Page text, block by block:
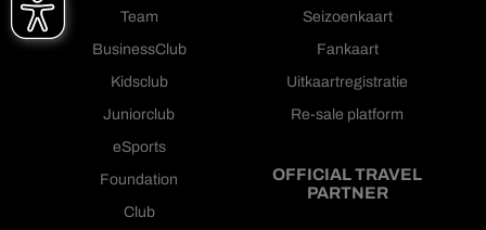
Team
BusinessClub
Kidsclub
Juniorclub
eSports
Foundation
Club
Seizoenkaart
Fankaart
Uitkaartregistratie
Re-sale platform
OFFICIAL TRAVEL
PARTNER